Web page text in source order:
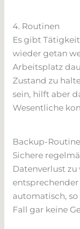
4. Routinen
Es gibt
wieder getan
Arbeitsplatz
Zustand zu
sein, hilft aber
Wesentliche
Backup-Routine
Sichere
Datenverlust
automatisch,
Fall gar keine